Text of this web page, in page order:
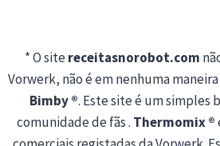
* O sitereceitasnorobot.com
Vorwerk, não é em nenhuma
Bimby ®. Este site é um simples
comunidade de fãs . Thermomix ®